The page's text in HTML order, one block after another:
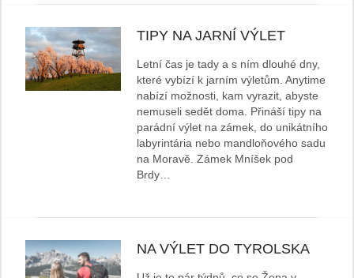
TIPY NA JARNÍ VÝLET
Letní čas je tady a s ním dlouhé dny,
které vybízí k jarním výletům. Anytime
nabízí možnosti, kam vyrazit, abyste
nemuseli sedět doma. Přináší tipy na
parádní výlet na zámek, do unikátního
labyrintária nebo mandloňového sadu
na Moravě. Zámek Mníšek pod
Brdy…
NA VÝLET DO TYROLSKA